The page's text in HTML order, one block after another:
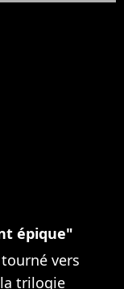
épique"
vers
trilogie